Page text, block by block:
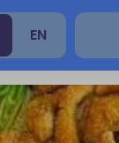
EN